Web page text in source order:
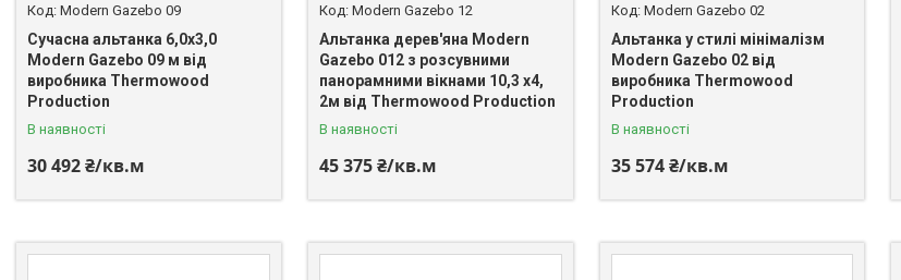
Modern Gazebo 09
Сучасна альтанка 6,0х3,0
Modern Gazebo 09 м від
виробника Thermowood
Production
В наявності
30 492 ₴/кв.м
Modern Gazebo 12
Альтанка дерев'яна Modern
Gazebo 012 з розсувними
панорамними вікнами 10,3 х4,
2м від Thermowood Production
В наявності
45 375 ₴/кв.м
Modern Gazebo 02
Альтанка у стилі мінімалізм
Modern Gazebo 02 від
виробника Thermowood
Production
В наявності
35 574 ₴/кв.м